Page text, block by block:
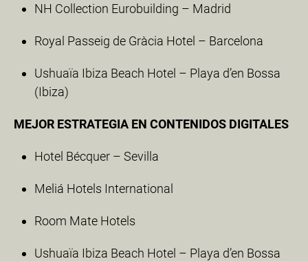
NH Collection Eurobuilding – Madrid
Royal Passeig de Gràcia Hotel – Barcelona
Ushuaïa Ibiza Beach Hotel – Playa d’en Bossa
(Ibiza)
MEJOR ESTRATEGIA EN CONTENIDOS DIGITALES
Hotel Bécquer – Sevilla
Meliá Hotels International
Room Mate Hotels
Ushuaïa Ibiza Beach Hotel – Playa d’en Bossa